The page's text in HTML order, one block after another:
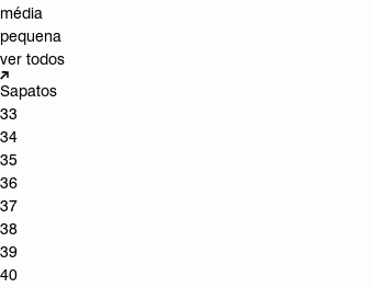
média
pequena
ver todos
Sapatos
33
34
35
36
37
38
39
40